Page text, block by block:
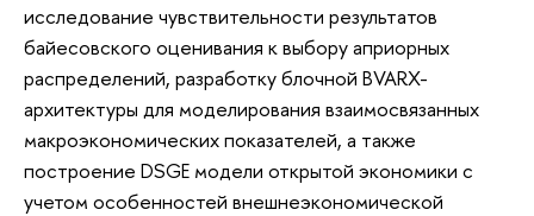
исследование чувствительности результатов
байесовского оценивания к выбору априорных
распределений, разработку блочной BVARX-
архитектуры для моделирования взаимосвязанных
макроэкономических показателей, а также
построение DSGE модели открытой экономики с
учетом особенностей внешнеэкономической